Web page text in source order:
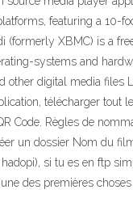
featuring a 10-
(formerly XBMC) is a
systems and
digital media
télécharger
Code. Règles de
un dossier Nom du
si tu es en ftp
des premières